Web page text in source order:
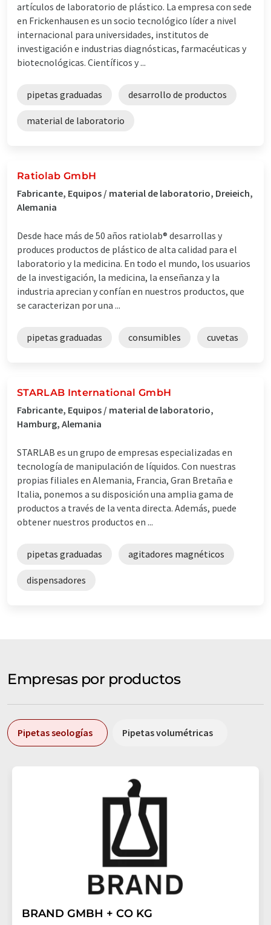
artículos de laboratorio de plástico. La empresa con sede
en Frickenhausen es un socio tecnológico líder a nivel
internacional para universidades, institutos de
investigación e industrias diagnósticas, farmacéuticas y
biotecnológicas. Científicos y ...
pipetas graduadas desarrollo de productos
material de laboratorio
Ratiolab GmbH
Fabricante, Equipos / material de laboratorio, Dreieich,
Alemania
Desde hace más de 50 años ratiolab® desarrollas y
produces productos de plástico de alta calidad para el
laboratorio y la medicina. En todo el mundo, los usuarios
de la investigación, la medicina, la enseñanza y la
industria aprecian y confían en nuestros productos, que
se caracterizan por una ...
pipetas graduadas consumibles cuvetas
STARLAB International GmbH
Fabricante, Equipos / material de laboratorio,
Hamburg, Alemania
STARLAB es un grupo de empresas especializadas en
tecnología de manipulación de líquidos. Con nuestras
propias filiales en Alemania, Francia, Gran Bretaña e
Italia, ponemos a su disposición una amplia gama de
productos a través de la venta directa. Además, puede
obtener nuestros productos en ...
pipetas graduadas agitadores magnéticos
dispensadores
Empresas por productos
Pipetas seologías Pipetas volumétricas
BRAND GMBH + CO KG